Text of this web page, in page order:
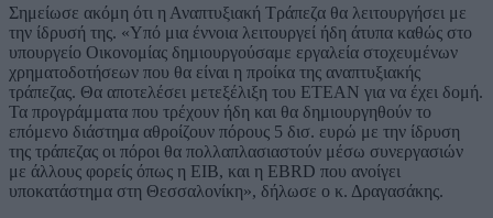
Σημείωσε ακόμη ότι η Αναπτυξιακή Τράπεζα θα λειτουργήσει με
την ίδρυσή της. «Υπό μια έννοια λειτουργεί ήδη άτυπα καθώς στο
υπουργείο Οικονομίας δημιουργούσαμε εργαλεία στοχευμένων
χρηματοδοτήσεων που θα είναι η προίκα της αναπτυξιακής
τράπεζας. Θα αποτελέσει μετεξέλιξη του ΕΤΕΑΝ για να έχει δομή.
Τα προγράμματα που τρέχουν ήδη και θα δημιουργηθούν το
επόμενο διάστημα αθροίζουν πόρους 5 δισ. ευρώ με την ίδρυση
της τράπεζας οι πόροι θα πολλαπλασιαστούν μέσω συνεργασιών
με άλλους φορείς όπως η ΕΙΒ, και η EBRD που ανοίγει
υποκατάστημα στη Θεσσαλονίκη», δήλωσε ο κ. Δραγασάκης.